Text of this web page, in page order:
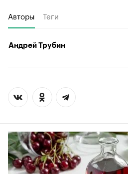
Авторы Теги
Андрей Трубин